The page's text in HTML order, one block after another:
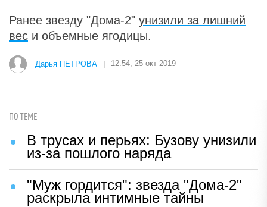
Ранее звезду "Дома-2" унизили за лишний
вес и объемные ягодицы.
Дарья ПЕТРОВА 12:54, 25 окт 2019
ПО ТЕМЕ
В трусах и перьях: Бузову унизили
из-за пошлого наряда
"Муж гордится": звезда "Дома-2"
раскрыла интимные тайны